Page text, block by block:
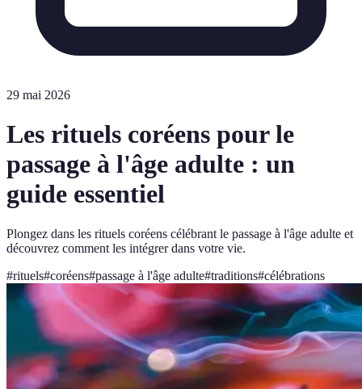
29 mai 2026
Les rituels coréens pour le
passage à l'âge adulte : un
guide essentiel
Plongez dans les rituels coréens célébrant le passage à l'âge adulte et
découvrez comment les intégrer dans votre vie.
#rituels#coréens#passage à l'âge adulte#traditions#célébrations